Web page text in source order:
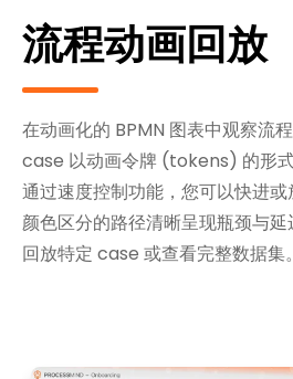
流程动画回放
在动画化的 BPMN 图表中观察流程
case 以动画令牌 (tokens) 的形式
通过速度控制功能，您可以快进或
颜色区分的路径清晰呈现瓶颈与延
回放特定 case 或查看完整数据集。